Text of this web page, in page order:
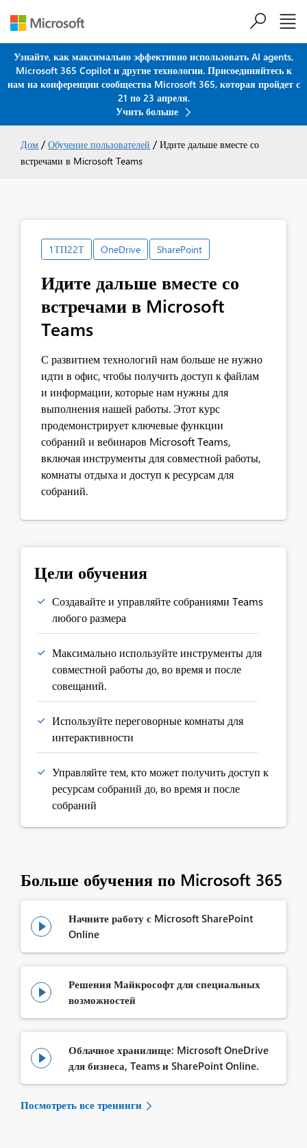
Перейти к основному содержанию
Узнайте, как максимально эффективно использовать AI agents,
Microsoft 365 Copilot и другие технологии. Присоединяйтесь к
нам на конференции сообщества Microsoft 365, которая пройдет с
21 по 23 апреля.
Учить больше
Дом /Обучение пользователей /Идите дальше вместе со
встречами в Microsoft Teams
1ТП22Т OneDrive SharePoint
Идите дальше вместе со
встречами в Microsoft
Teams
С развитием технологий нам больше не нужно
идти в офис, чтобы получить доступ к файлам
и информации, которые нам нужны для
выполнения нашей работы. Этот курс
продемонстрирует ключевые функции
собраний и вебинаров Microsoft Teams,
включая инструменты для совместной работы,
комнаты отдыха и доступ к ресурсам для
собраний.
Цели обучения
Создавайте и управляйте собраниями Teams
любого размера
Максимально используйте инструменты для
совместной работы до, во время и после
совещаний.
Используйте переговорные комнаты для
интерактивности
Управляйте тем, кто может получить доступ к
ресурсам собраний до, во время и после
собраний
Больше обучения по Microsoft 365

Начните работу с Microsoft SharePoint
Online

Решения Майкрософт для специальных
возможностей

Облачное хранилище: Microsoft OneDrive
для бизнеса, Teams и SharePoint Online.
Посмотреть все тренинги